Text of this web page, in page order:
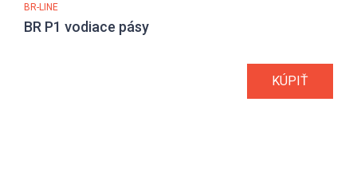
BR-LINE
BR P1 vodiace pásy
KÚPIŤ